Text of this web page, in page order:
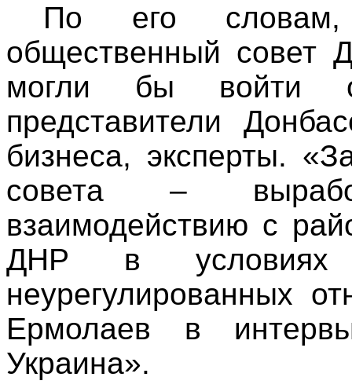
По его
общественный совет
могли бы войти
представители
бизнеса, эксперты.
совета –
взаимодействию с
ДНР в условиях
неурегулированных
Ермолаев в
Украина».